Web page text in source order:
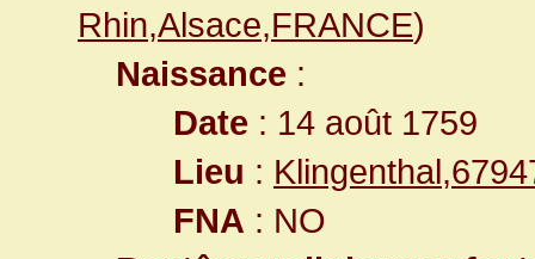
Rhin,Alsace,FRANCE)
Naissance :
Date : 14 août 1759
Lieu :
FNA : NO